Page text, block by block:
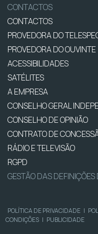
CONTACTOS
CONTACTOS
PROVEDORA DO
PROVEDORA DO OUVINTE
ACESSIBILIDADES
SATÉLITES
A EMPRESA
CONSELHO GERAL
CONSELHO DE OPINIÃO
CONTRATO DE
RÁDIO E TELEVISÃO
RGPD
GESTÃO DAS DEFINIÇÕES
POLÍTICA DE PRIVACIDADE |
CONDIÇÕES | PUBLICIDADE